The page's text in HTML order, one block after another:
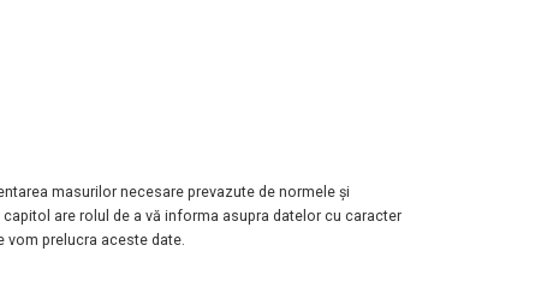
masurilor necesare prevazute de normele și
capitol are rolul de a vă informa asupra datelor cu caracter
vom prelucra aceste date.